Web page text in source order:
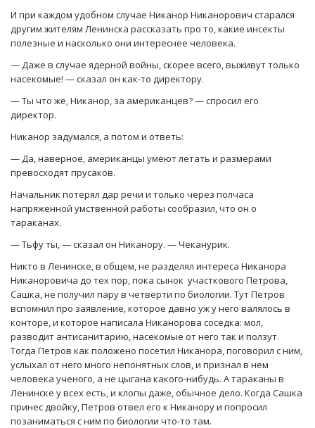
И при каждом удобном случае Никанор Никанорович старался
другим жителям Ленинска рассказать про то, какие инсекты
полезные и насколько они интереснее человека.
— Даже в случае ядерной войны, скорее всего, выживут только
насекомые! — сказал он как-то директору.
— Ты что же, Никанор, за американцев? — спросил его
директор.
Никанор задумался, а потом и ответь:
— Да, наверное, американцы умеют летать и размерами
превосходят прусаков.
Начальник потерял дар речи и только через полчаса
напряженной умственной работы сообразил, что он о
тараканах.
— Тьфу ты, — сказал он Никанору. — Чеканурик.
Никто в Ленинске, в общем, не разделял интереса Никанора
Никаноровича до тех пор, пока сынок участкового Петрова,
Сашка, не получил пару в четверти по биологии. Тут Петров
вспомнил про заявление, которое давно уж у него валялось в
конторе, и которое написала Никанорова соседка: мол,
разводит антисанитарию, насекомые от него так и ползут.
Тогда Петров как положено посетил Никанора, поговорил с ним,
услыхал от него много непонятных слов, и признал в нем
человека ученого, а не цыгана какого-нибудь. А тараканы в
Ленинске у всех есть, и клопы даже, обычное дело. Когда Сашка
принес двойку, Петров отвел его к Никанору и попросил
позаниматься с ним по биологии что-то там.